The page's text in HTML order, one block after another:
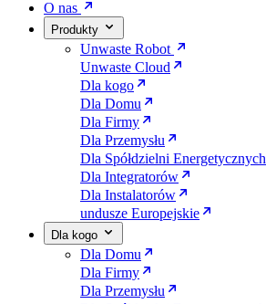
O nas
Produkty
Unwaste Robot
Unwaste Cloud
Dla kogo
Dla Domu
Dla Firmy
Dla Przemysłu
Dla Spółdzielni Energetycznych
Dla Integratorów
Dla Instalatorów
undusze Europejskie
Dla kogo
Dla Domu
Dla Firmy
Dla Przemysłu